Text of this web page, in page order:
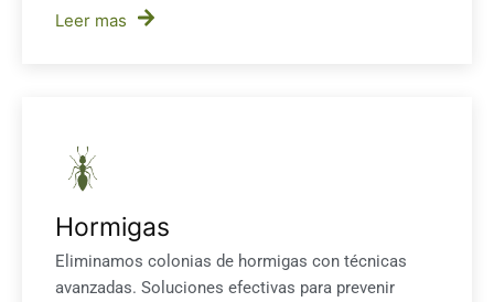
Leer mas
Hormigas
Eliminamos colonias de hormigas con técnicas
avanzadas. Soluciones efectivas para prevenir